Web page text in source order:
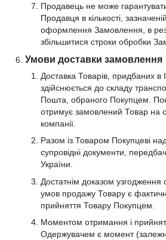
Продавець не може
Продавця в кількості,
оформлення Замовлення, в
збільшитися строки обробки
Умови доставки замовлення
Доставка Товарів, придбаних в
здійснюється до складу
Пошта, обраного Покупцем.
отримує замовлений Товар на
компанії.
Разом із Товаром Покупцеві
супровідні документи,
України.
Достатнім доказом узгодження
умов продажу Товару є
прийняття Товару Покупцем.
Моментом отримання і
Одержувачем є момент